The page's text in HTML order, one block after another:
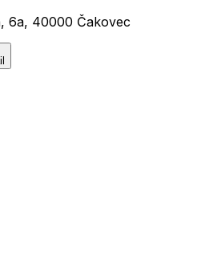
6a, 40000 Čakovec